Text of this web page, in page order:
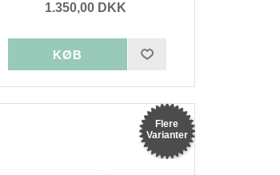
1.350,00 DKK
Flere
Varianter